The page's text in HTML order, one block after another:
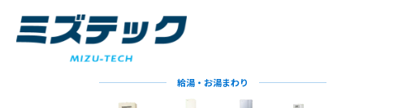
給湯・お湯まわり